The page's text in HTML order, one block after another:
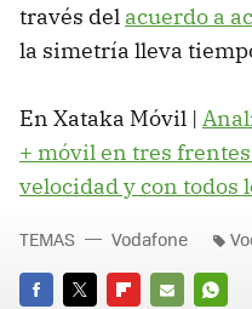
través del acuerdo a
la simetría lleva
En Xataka Móvil |
+ móvil en tres
velocidad y con todos
TEMAS Vodafone